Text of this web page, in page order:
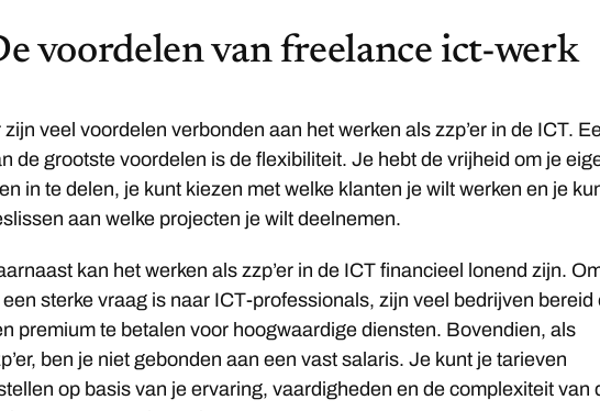
voordelen van freelance ict-werk
zijn veel voordelen verbonden aan het werken als zzp’er in de ICT.
de grootste voordelen is de flexibiliteit. Je hebt de vrijheid om je
in te delen, je kunt kiezen met welke klanten je wilt werken en je
aan welke projecten je wilt deelnemen.
kan het werken als zzp’er in de ICT financieel lonend zijn.
een sterke vraag is naar ICT-professionals, zijn veel bedrijven bereid
premium te betalen voor hoogwaardige diensten. Bovendien, als
ben je niet gebonden aan een vast salaris. Je kunt je tarieven
op basis van je ervaring, vaardigheden en de complexiteit van